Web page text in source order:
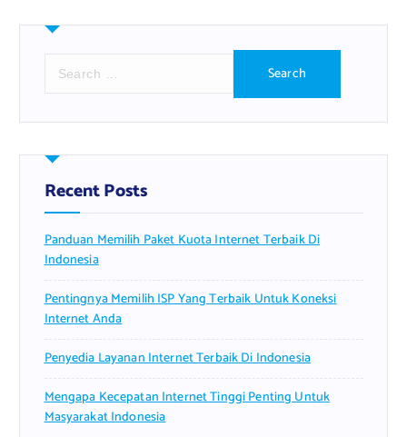
r
h
f
o
:
Recent Posts
Panduan Memilih Paket Kuota Internet Terbaik Di
Indonesia
Pentingnya Memilih ISP Yang Terbaik Untuk Koneksi
Internet Anda
Penyedia Layanan Internet Terbaik Di Indonesia
Mengapa Kecepatan Internet Tinggi Penting Untuk
Masyarakat Indonesia